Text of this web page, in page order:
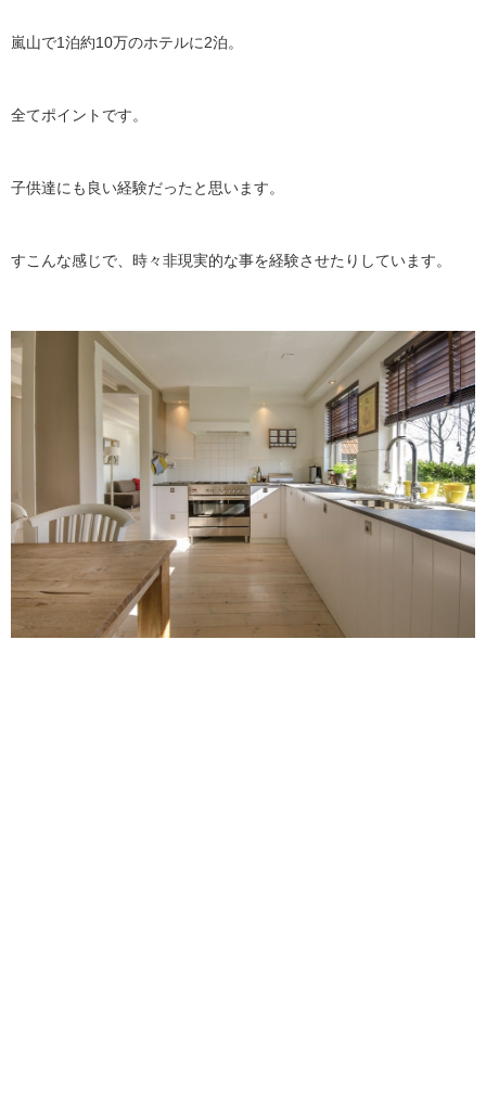
嵐山で1泊約10万のホテルに2泊。
全てポイントです。
子供達にも良い経験だったと思います。
すこんな感じで、時々非現実的な事を経験させたりしています。